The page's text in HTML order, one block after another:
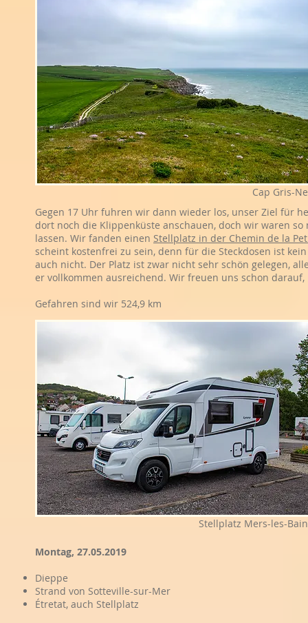
Cap Gris-
Gegen 17 Uhr fuhren wir dann wieder los, unser Ziel für
dort noch die Klippenküste anschauen, doch wir waren
lassen. Wir fanden einen Stellplatz in der Chemin de la
scheint kostenfrei zu sein, denn für die Steckdosen ist
auch nicht. Der Platz ist zwar nicht sehr schön gelegen,
er vollkommen ausreichend. Wir freuen uns schon
Gefahren sind wir 524,9 km
Stellplatz Mers-les-
Montag, 27.05.2019
Dieppe
Strand von Sotteville-sur-Mer
Étretat, auch Stellplatz